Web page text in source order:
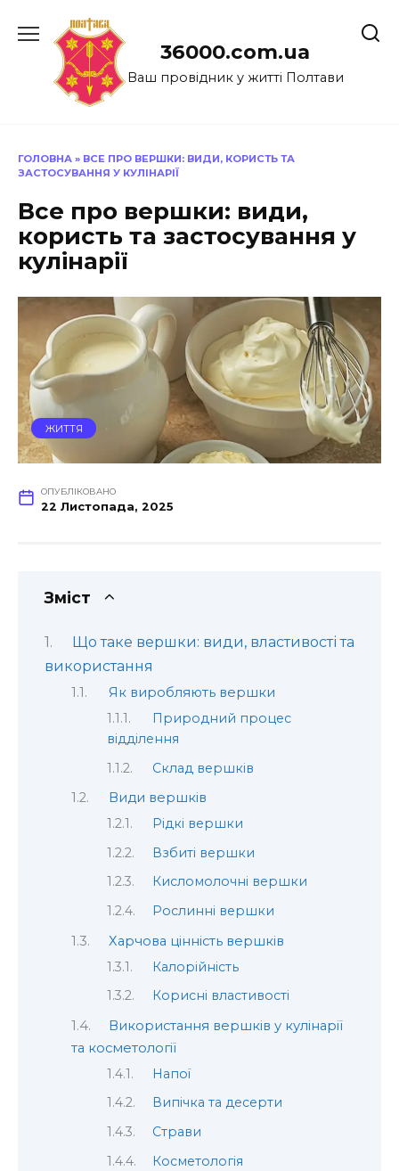
до
36000.com.ua
Ваш провідник у житті Полтави
ГОЛОВНА » ВСЕ ПРО ВЕРШКИ: ВИДИ, КОРИСТЬ ТА
ЗАСТОСУВАННЯ У КУЛІНАРІЇ
Все про вершки: види,
користь та застосування у
кулінарії
ЖИТТЯ
ОПУБЛІКОВАНО
22 Листопада, 2025
Зміст
Що таке вершки: види, властивості та
використання
Як виробляють вершки
Природний процес
відділення
Склад вершків
Види вершків
Рідкі вершки
Взбиті вершки
Кисломолочні вершки
Рослинні вершки
Харчова цінність вершків
Калорійність
Корисні властивості
Використання вершків у кулінарії
та косметології
Напої
Випічка та десерти
Страви
Косметологія